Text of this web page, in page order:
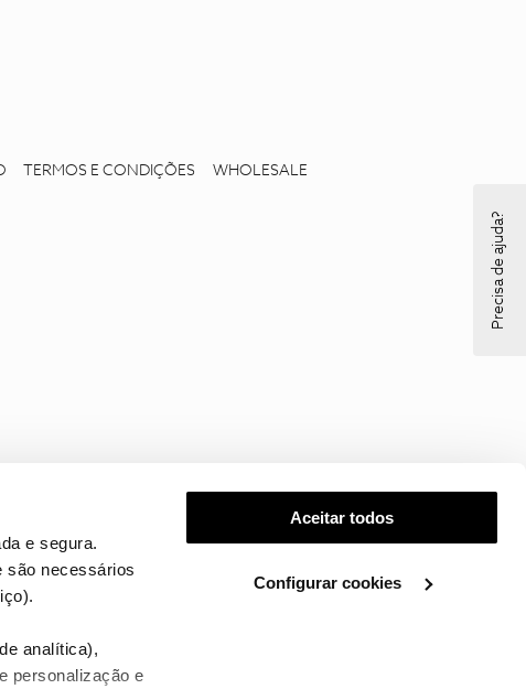
e segura.
são necessários
analítica),
personalização e
Aceitar todos
Configurar cookies
TERMOS E CONDIÇÕES WHOLESALE
Precisa de ajuda?